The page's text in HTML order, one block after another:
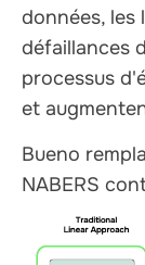
données, les
défaillances
processus
et
Bueno
NABERS